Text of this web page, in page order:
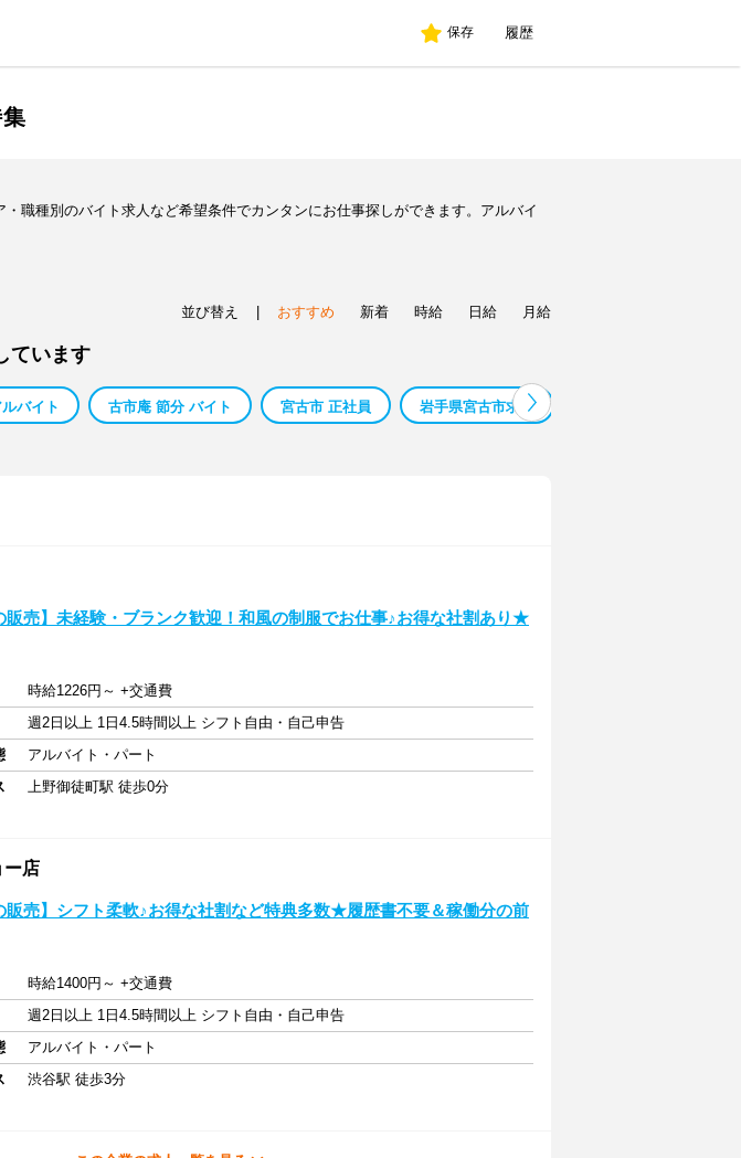
保存 履歴
職種別のバイト求人など希望条件でカンタンにお仕事探しができます。アルバイ
並び替え おすすめ 新着 時給 日給 月給
ています
バイト 古市庵 節分 バイト 宮古市 正社員 岩手県宮古市求人
販売】未経験・ブランク歓迎！和風の制服でお仕事♪お得な社割あり★
時給1226円～ +交通費
週2日以上 1日4.5時間以上 シフト自由・自己申告
アルバイト・パート
上野御徒町駅 徒歩0分
ー店
販売】シフト柔軟♪お得な社割など特典多数★履歴書不要＆稼働分の前
時給1400円～ +交通費
週2日以上 1日4.5時間以上 シフト自由・自己申告
アルバイト・パート
渋谷駅 徒歩3分